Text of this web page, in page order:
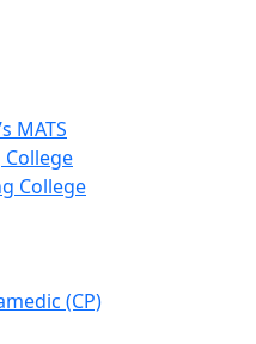
MATS
College
(CP)